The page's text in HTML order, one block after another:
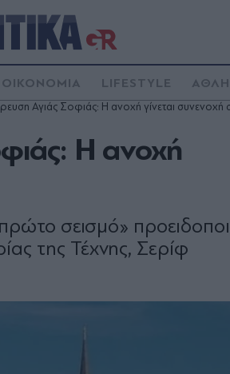
ΟΙΚΟΝΟΜΙΑ LIFESTYLE
Αγιάς Σοφιάς: Η ανοχή γίνεται συνενοχή
Η ανοχή
σεισμό»
της Τέχνης, Σερίφ